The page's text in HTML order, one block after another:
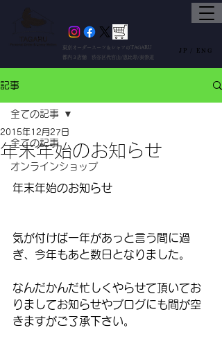
東京オーダースーツ＆シャツのTAGARU
都内３店舗 渋谷区代官山/恵比寿/表参道
ENG
JP /
記事
全ての記事
オンラインショップ
全ての記事
年末年始のお知らせ
2015年12月27日
年末年始のお知らせ
気が付けば一年があっと言う間に過
ぎ、今年もあと数日となりました。
なんだかんだ忙しくやらせて頂いてお
りましてお知らせやブログにも間が空
きますがご了承下さい。